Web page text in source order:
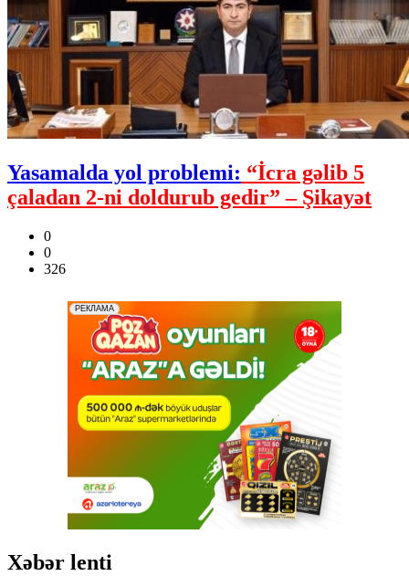
Yasamalda yol problemi: “İcra gəlib 5
çaladan 2-ni doldurub gedir” – Şikayət
0
0
326
Xəbər lenti